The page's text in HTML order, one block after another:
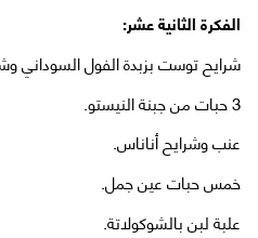
الفكرة الثانية عشر:
شرايح توست بزبدة الفول السوداني
3 حبات من جبنة النيستو.
عنب وشرايح أناناس.
خمس حبات عين جمل.
علبة لبن بالشوكولاتة.